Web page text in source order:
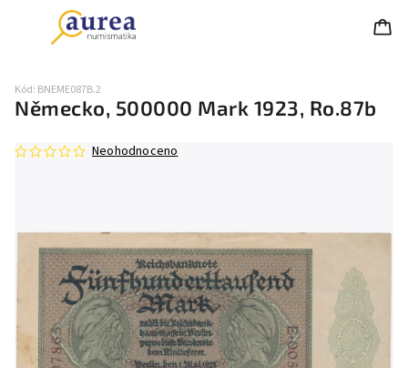
Německo, 500000 Mark 1923, Ro.87b
Kód: BNEME087B.2
Neohodnoceno